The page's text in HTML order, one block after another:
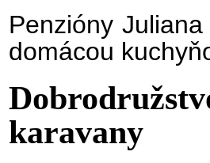
Penzióny
domácou
karavany